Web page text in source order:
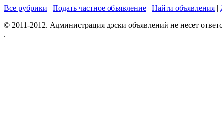
Все рубрики | Подать частное объявление | Найти объявления |
© 2011-2012. Администрация доски объявлений не несет
.